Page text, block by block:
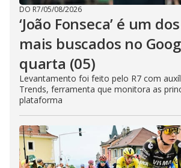
DO R7/05/08/2026
‘João Fonseca’ é um
mais buscados no
quarta (05)
Levantamento foi feito pelo R7 com
Trends, ferramenta que monitora as
plataforma